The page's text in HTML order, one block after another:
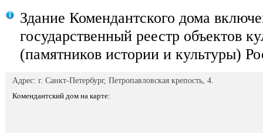
Здание Комендантского дома
государственный реестр объектов
(памятников истории и культуры)
Адрес: г. Санкт-Петербург, Петропавловская крепость, 4.
Комендантский дом на карте: